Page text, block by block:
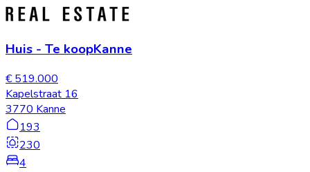
Huis - Te koopKanne
€ 519.000
Kapelstraat 16
3770 Kanne
193
230
4